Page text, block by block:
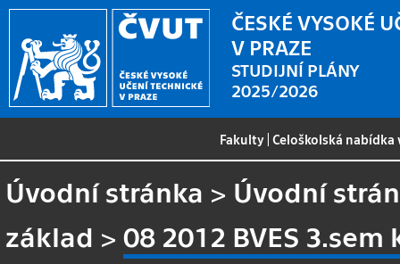
ČESKÉ VYSOKÉ
V PRAZE
STUDIJNÍ PLÁNY
2025/2026
Fakulty |Celoškolská
Úvodní stránka > Úvodní
základ >08 2012 BVES